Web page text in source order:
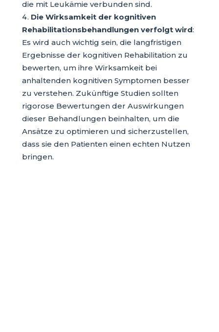
die mit Leukämie verbunden sind.
Die Wirksamkeit der kognitiven
Rehabilitationsbehandlungen verfolgt wird:
Es wird auch wichtig sein, die langfristigen
Ergebnisse der kognitiven Rehabilitation zu
bewerten, um ihre Wirksamkeit bei
anhaltenden kognitiven Symptomen besser
zu verstehen. Zukünftige Studien sollten
rigorose Bewertungen der Auswirkungen
dieser Behandlungen beinhalten, um die
Ansätze zu optimieren und sicherzustellen,
dass sie den Patienten einen echten Nutzen
bringen.